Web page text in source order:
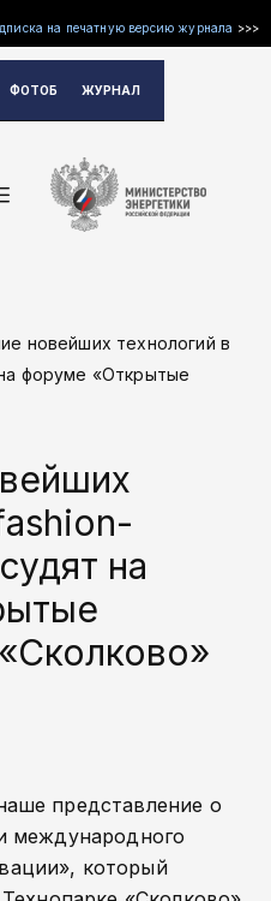
на печатную версию журнала >>>
ФОТОБАНКЖУРНАЛ
новейших технологий в
форуме «Открытые
на
представление о
международного
который